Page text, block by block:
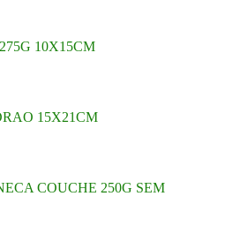
10X15CM
15X21CM
COUCHE 250G SEM